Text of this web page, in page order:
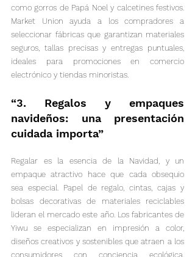
como gorros de Papá Noel y calcetines festivos.
Market Union ayuda a los compradores a
seleccionar fábricas que garantizan materiales
seguros, tallas precisas y entregas puntuales,
ideales para promociones en comercio
electrónico y tiendas minoristas.
“3. Regalos y empaques
navideños: una presentación
cuidada importa”
Regalar es la esencia de la Navidad, y un
empaque atractivo hace que cada obsequio
sea especial. Papel de regalo, cintas, cajas y
bolsas decorativas de materiales reciclables
lideran el mercado este año. Los fabricantes de
Yiwu se especializan en impresión a color,
diseños creativos y sostenibles que atraen a los
consumidores con conciencia ecológica.